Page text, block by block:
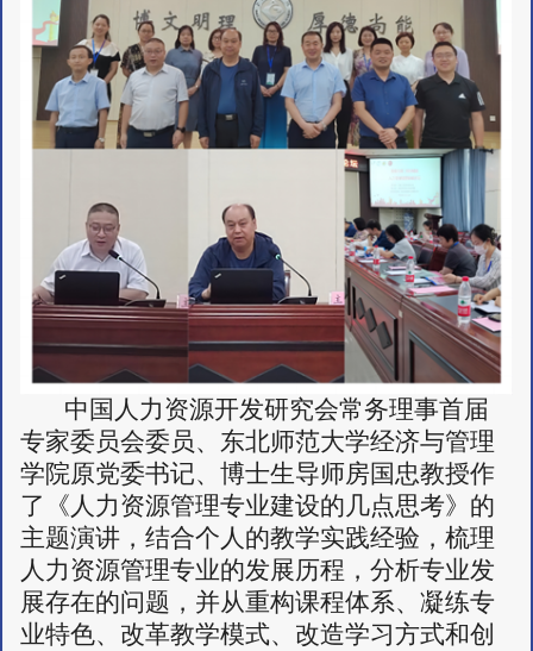
中国人力资源开发研究会常务理事首届
专家委员会委员、东北师范大学经济与管理
学院原党委书记、博士生导师房国忠教授作
了《人力资源管理专业建设的几点思考》的
主题演讲，结合个人的教学实践经验，梳理
人力资源管理专业的发展历程，分析专业发
展存在的问题，并从重构课程体系、凝练专
业特色、改革教学模式、改造学习方式和创